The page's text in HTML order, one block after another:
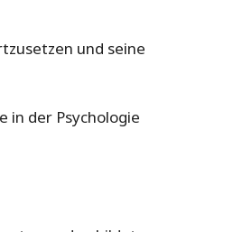
und seine
in der Psychologie